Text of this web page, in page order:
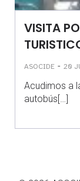
VISITA
ASOCIDE - 20
Acudimos a
autobús[…]